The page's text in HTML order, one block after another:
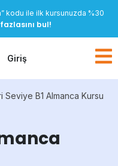
kodu ile ilk kursunuzda %30
bul!
Giriş
Seviye B1 Almanca Kursu